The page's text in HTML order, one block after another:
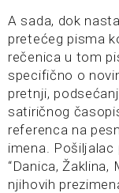
A sada, dok
pretećeg pisma
rečenica u tom
specifično o
pretnji,
satiričnog
referenca na
imena. Pošiljalac
“Danica, Žaklina,
njihovih